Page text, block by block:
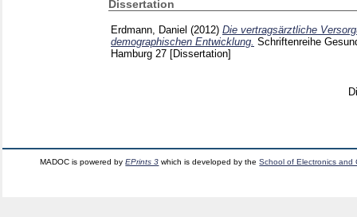
Dissertation
Erdmann, Daniel (2012) Die vertragsärztliche
demographischen Entwicklung. Schriftenreihe
Hamburg 27 [Dissertation]
MADOC is powered byEPrints 3 which is developed by theSchool of Electronics and